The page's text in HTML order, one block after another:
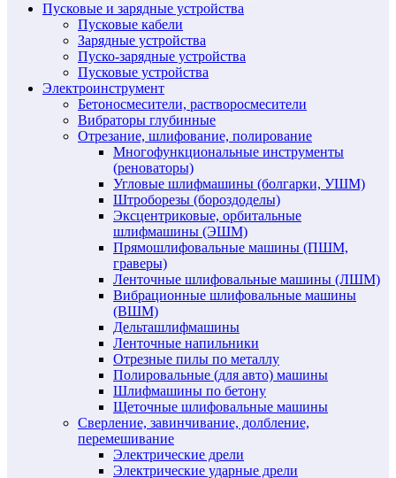
Пусковые и зарядные устройства
Пусковые кабели
Зарядные устройства
Пуско-зарядные устройства
Пусковые устройства
Электроинструмент
Бетоносмесители, растворосмесители
Вибраторы глубинные
Отрезание, шлифование, полирование
Многофункциональные инструменты
(реноваторы)
Угловые шлифмашины (болгарки, УШМ)
Штроборезы (бороздоделы)
Эксцентриковые, орбитальные
шлифмашины (ЭШМ)
Прямошлифовальные машины (ПШМ,
граверы)
Ленточные шлифовальные машины (ЛШМ)
Вибрационные шлифовальные машины
(ВШМ)
Дельташлифмашины
Ленточные напильники
Отрезные пилы по металлу
Полировальные (для авто) машины
Шлифмашины по бетону
Щеточные шлифовальные машины
Сверление, завинчивание, долбление,
перемешивание
Электрические дрели
Электрические ударные дрели